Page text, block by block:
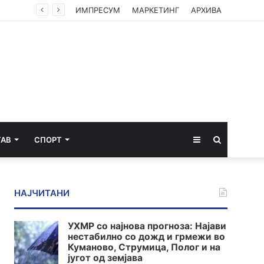
ИМПРЕСУМ МАРКЕТИНГ АРХИВА
СПОРТ Sidebar
НАЈЧИТАНИ
УХМР со најнова прогноза: Најави
нестабилно со дожд и грмежи во
Куманово, Струмица, Полог и на
југот од земјава